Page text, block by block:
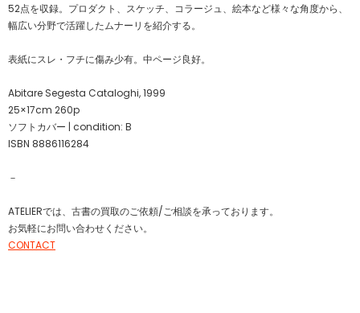
52点を収録。プロダクト、スケッチ、コラージュ、絵本など様々な角度から、
幅広い分野で活躍したムナーリを紹介する。
表紙にスレ・フチに傷み少有。中ページ良好。
Abitare Segesta Cataloghi, 1999
25×17cm 260p
ソフトカバー | condition: B
ISBN 8886116284
－
ATELIERでは、古書の買取のご依頼/ご相談を承っております。
お気軽にお問い合わせください。
CONTACT